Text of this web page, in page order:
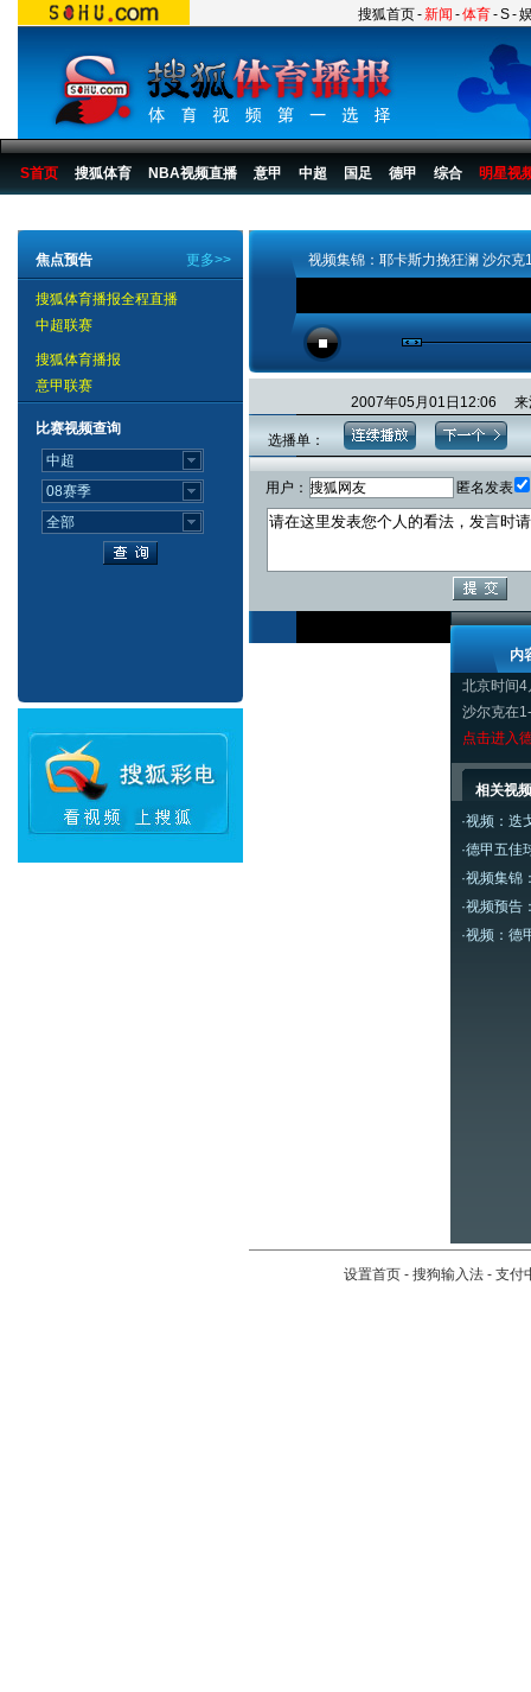
搜狐首页-新闻 -体育-S-
S首页 搜狐体育 NBA视频直播 意甲 中超 国足 德甲 综合 明星视
更多>>
焦点预告
搜狐体育播报全程直播
中超联赛
搜狐体育播报
意甲联赛
比赛视频查询
视频集锦：耶卡斯力挽狂澜 沙尔克
2007年05月01日12:06
选播单：
用户： 匿名发表
内
北京时间
沙尔克在
点击进入
相关视
·视频：迭
·德甲五佳
·视频集锦
·视频预告
·视频：德
设置首页 - 搜狗输入法 - 支付